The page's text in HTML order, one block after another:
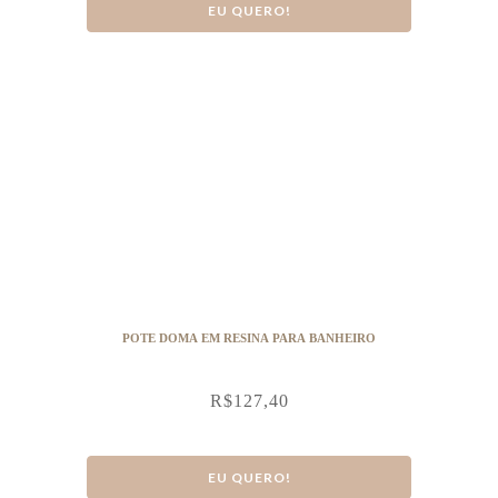
EU QUERO!
POTE DOMA EM RESINA PARA BANHEIRO
R$127,40
EU QUERO!